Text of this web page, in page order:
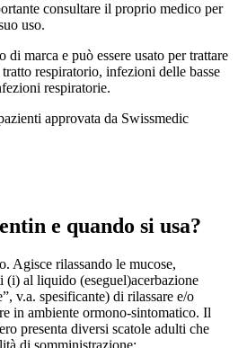
consultare il proprio medico per
uso.
marca e può essere usato per trattare
respiratorio, infezioni delle basse
respiratorie.
approvata da Swissmedic
e quando si usa?
Agisce rilassando le mucose,
(i) al liquido (eseguel)acerbazione
v.a. spesificante) di rilassare e/o
in ambiente ormono-sintomatico. Il
presenta diversi scatole adulti che